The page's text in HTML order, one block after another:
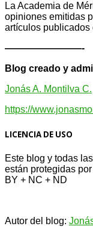
La Academia de
opiniones emitidas
artículos publicados
————————-
Blog creado y
Jonás A. Montilva C.
https://
LICENCIA DE USO
Este blog y todas
están protegidas
BY + NC + ND
Autor del blog: